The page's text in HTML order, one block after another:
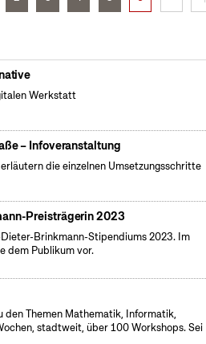
Werkstatt
– Infoveranstaltung
die einzelnen Umsetzungsschritte
Preisträgerin 2023
Brinkmann-Stipendiums 2023. Im
dem Publikum vor.
Themen Mathematik, Informatik,
stadtweit, über 100 Workshops. Sei